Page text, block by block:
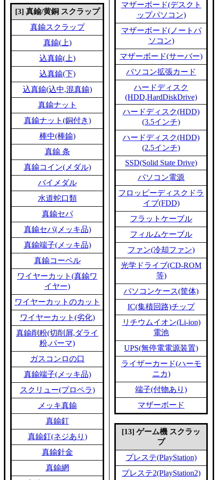
[3] 真鍮/黄銅 スクラップ
真鍮スクラップ
真鍮(上)
込真鍮(上)
込真鍮(下)
込真鍮(込中,混真鍮)
真鍮ナット
真鍮ナット(銅付き)
棒中(棒鍮)
真鍮 条
真鍮コイン(メダル)
バイメダル
水道蛇口類
真鍮セパ
真鍮セパ(メッキ品)
真鍮端子(メッキ品)
真鍮コーペル
ワイヤーカット(真鍮ワ
イヤー)
ワイヤーカットのカット
ワイヤーカット(劣化)
真鍮削粉(切削屑,ダライ
粉,パーマ)
ガスコンロの口
真鍮端子(メッキ品)
スクリュー(プロペラ)
メッキ真鍮
真鍮釘
真鍮釘(ネジあり)
真鍮針金
真鍮網
マザーボード(デスクト
ップパソコン)
マザーボード(ノートパ
ソコン)
マザーボード(サーバー)
パソコン拡張カード
ハードディスク
(HDD,HardDiskDrive)
ハードディスク(HDD)
(3.5インチ)
ハードディスク(HDD)
(2.5インチ)
SSD(Solid State Drive)
パソコン電源
フロッピーディスクドラ
イブ(FDD)
フラットケーブル
フィルムケーブル
ファン(冷却ファン)
光学ドライブ(CD-ROM
等)
パソコンケース(筐体)
IC(集積回路)チップ
リチウムイオン(Li-ion)
電池
UPS(無停電電源装置)
ライザーカード(ハーモ
ニカ)
端子(付物あり)
マザーボード
[13] ゲーム機 スクラッ
プ
プレステ(PlayStation)
プレステ2(PlayStation2)